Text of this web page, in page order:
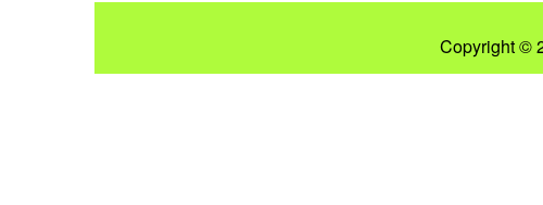
Copyright ©